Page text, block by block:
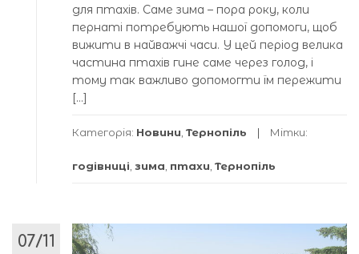
для птахів. Саме зима – пора року, коли
пернаті потребують нашої допомоги, щоб
вижити в найважчі часи. У цей період велика
частина птахів гине саме через голод, і
тому так важливо допомогти їм пережити
[…]
Категорія: Новини Тернопіль Мітки:
годівниці зима птахи Тернопіль
07/11